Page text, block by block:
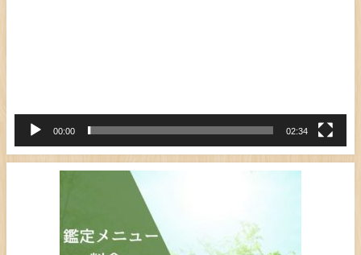
00:00 02:34